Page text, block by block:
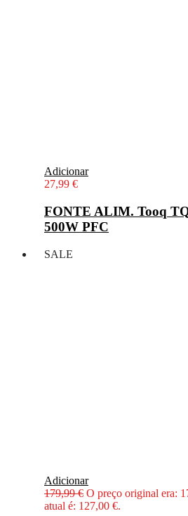
Adicionar
27,99 €
FONTE ALIM. Tooq
500W PFC
SALE
Adicionar
179,99€ O preço original era:
atual é: 127,00 €.